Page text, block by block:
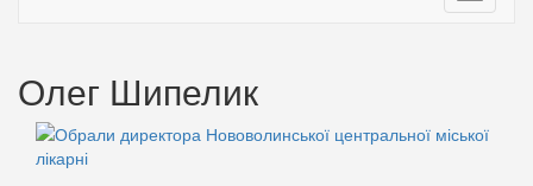
Олег Шипелик